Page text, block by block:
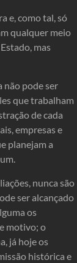
e, como tal, só
qualquer meio
mas
não pode ser
que trabalham
de cada
empresas e
planejam a
nunca são
ser alcançado
os
motivo; o
já hoje os
histórica e